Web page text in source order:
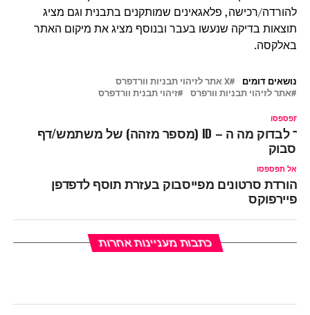
להורדה/רכישה, פלאגאינים שמותקנים בתבנית וגם מציג
תוצאות בדיקה שנעשו בעבר ובנוסף מציג את מיקום האתר
באלקסה.
נושאים דומים
X אתר לזיהוי תבניות וורדפרס
אתר לזיהוי תבניות וורפרס
זיהוי תבנית וורדפרס
תפספסו
איך לבדוק מה ה – ID (מספר מזהה) של משתמש/דף
אל תפספסו
הורדת סרטונים מפייסבוק בעזרת תוסף לדפדפן
פיירפוקס
כתבות מעניינות אחרות